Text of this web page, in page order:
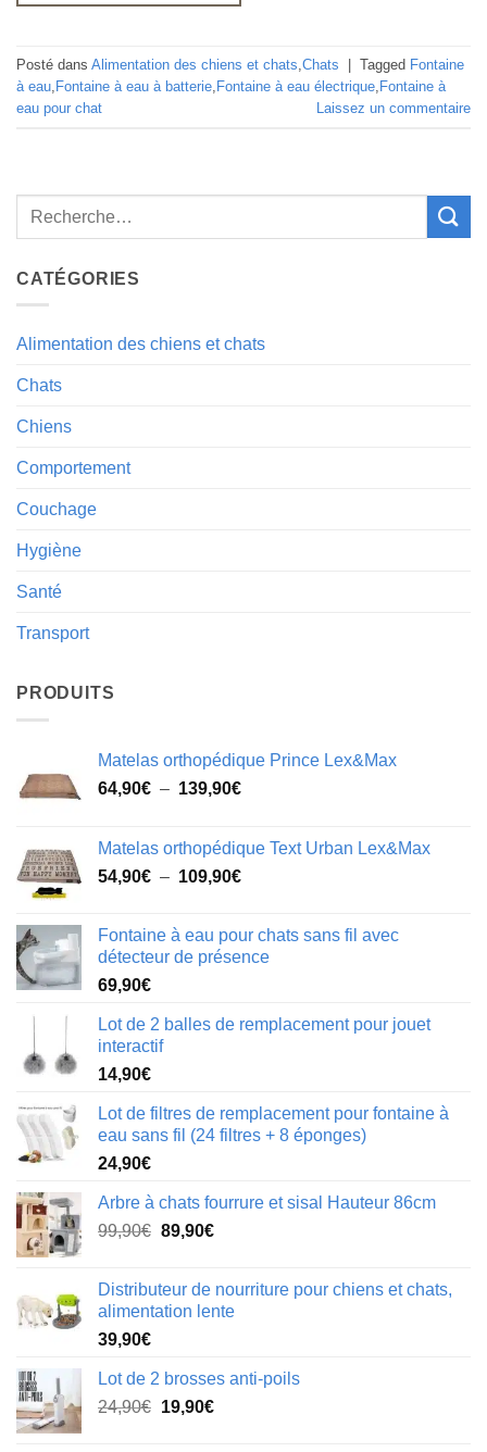
Posté dans Alimentation des chiens et chats Chats Tagged Fontaine
à eau Fontaine à eau à batterie Fontaine à eau électrique Fontaine à
eau pour chat
Laissez un commentaire
CATÉGORIES
Alimentation des chiens et chats
Chats
Chiens
Comportement
Couchage
Hygiène
Santé
Transport
PRODUITS
Matelas orthopédique Prince Lex&Max
64,90€ – 139,90€Plage
64,90€
à
Matelas orthopédique Text Urban Lex&Max
54,90€ – 109,90€Plage
54,90€
à
Fontaine à eau pour chats sans fil avec
détecteur de présence
69,90€
Lot de 2 balles de remplacement pour jouet
interactif
14,90€
Lot de filtres de remplacement pour fontaine à
eau sans fil (24 filtres + 8 éponges)
24,90€
Arbre à chats fourrure et sisal Hauteur 86cm
99,90€ Le
était :
99,90€.
89,90€Le
est :
89,90€.
Distributeur de nourriture pour chiens et chats,
alimentation lente
39,90€
Lot de 2 brosses anti-poils
24,90€ Le
19,90€Le